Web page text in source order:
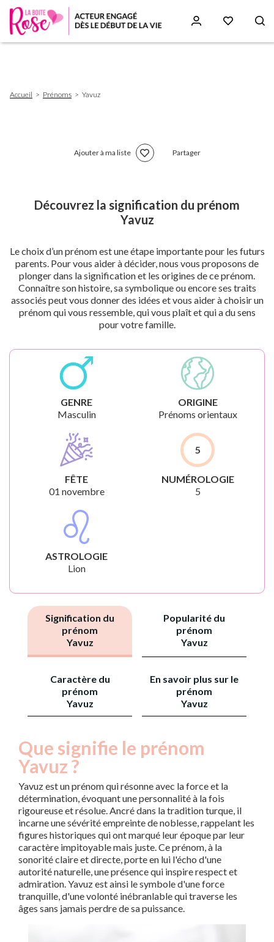
d'Ariane
Accueil Prénoms Yavuz
Ajouter à ma liste Partager
Découvrez la signification du prénom
Yavuz
Le choix d’un prénom est une étape importante pour les futurs
parents. Pour vous aider à décider, nous vous proposons de
plonger dans la signification et les origines de ce prénom.
Connaître son histoire, sa symbolique ou encore ses traits
associés peut vous donner des idées et vous aider à choisir un
prénom qui vous ressemble, qui vous plaît et qui a du sens
pour votre famille.
GENRE
Masculin
ORIGINE
Prénoms orientaux
FÊTE
01 novembre
5
NUMÉROLOGIE
5
ASTROLOGIE
Lion
Signification du
prénom
Yavuz
Popularité du
prénom
Yavuz
Caractère du
prénom
Yavuz
En savoir plus sur le
prénom
Yavuz
Que signifie le prénom
Yavuz ?
Yavuz est un prénom qui résonne avec la force et la
détermination, évoquant une personnalité à la fois
rigoureuse et résolue. Ancré dans la tradition turque, il
incarne une sévérité empreinte de noblesse, rappelant les
figures historiques qui ont marqué leur époque par leur
caractère impitoyable mais juste. Ce prénom, à la
sonorité claire et directe, porte en lui l'écho d'une
autorité naturelle, une présence qui inspire respect et
admiration. Yavuz est ainsi le symbole d'une force
tranquille, d'une volonté inébranlable qui traverse les
âges sans jamais perdre de sa puissance.